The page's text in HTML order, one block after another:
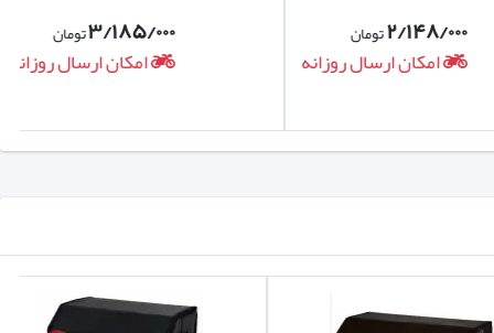
بوی نامطبوع در داخل خودرو می شود. این مدل کفپایی بدون نیاز به باز و بسته شدن صندلی خودرو بصورت آسان نصب میگردد. از دیگر ویژگی های مهم کفپوش 5
۳/۱۸۵/۰۰۰تومان
امکان ارسال روزانه
۲/۱۴۸/۰۰۰تومان
امکان ارسال روزانه